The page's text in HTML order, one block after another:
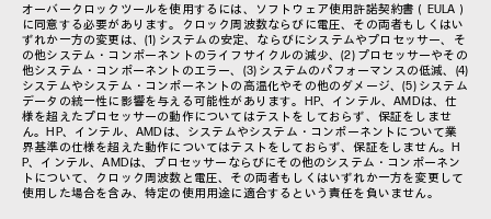
オーバークロックツールを使用するには、ソフトウェア使用許諾契約書（EULA）
に同意する必要があります。クロック周波数ならびに電圧、その両者もしくはい
ずれか一方の変更は、(1) システムの安定、ならびにシステムやプロセッサー、そ
の他システム・コンポーネントのライフサイクルの減少、(2) プロセッサーやその
他システム・コンポーネントのエラー、(3) システムのパフォーマンスの低減、(4)
システムやシステム・コンポーネントの高温化やその他のダメージ、(5) システム
データの統一性に影響を与える可能性があります。HP、インテル、AMDは、仕
様を超えたプロセッサーの動作についてはテストをしておらず、保証をしませ
ん。HP、インテル、AMDは、システムやシステム・コンポーネントについて業
界基準の仕様を超えた動作についてはテストをしておらず、保証をしません。H
P、インテル、AMDは、プロセッサーならびにその他のシステム・コンポーネン
トについて、クロック周波数と電圧、その両者もしくはいずれか一方を変更して
使用した場合を含み、特定の使用用途に適合するという責任を負いません。